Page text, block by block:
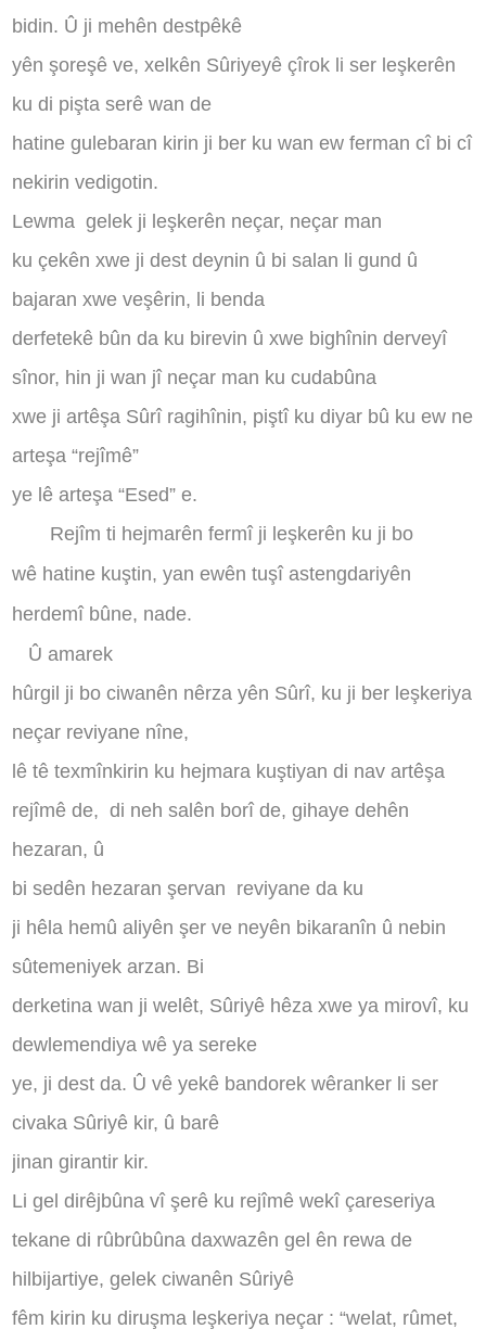
bidin. Û ji mehên destpêkê
yên şoreşê ve, xelkên Sûriyeyê çîrok li ser leşkerên
ku di pişta serê wan de
hatine gulebaran kirin ji ber ku wan ew ferman cî bi cî
nekirin vedigotin.
Lewma gelek ji leşkerên neçar, neçar man
ku çekên xwe ji dest deynin û bi salan li gund û
bajaran xwe veşêrin, li benda
derfetekê bûn da ku birevin û xwe bighînin derveyî
sînor, hin ji wan jî neçar man ku cudabûna
xwe ji artêşa Sûrî ragihînin, piştî ku diyar bû ku ew ne
arteşa “rejîmê”
ye lê arteşa “Esed” e.
Rejîm ti hejmarên fermî ji leşkerên ku ji bo
wê hatine kuştin, yan ewên tuşî astengdariyên
herdemî bûne, nade.
Û amarek
hûrgil ji bo ciwanên nêrza yên Sûrî, ku ji ber leşkeriya
neçar reviyane nîne,
lê tê texmînkirin ku hejmara kuştiyan di nav artêşa
rejîmê de, di neh salên borî de, gihaye dehên
hezaran, û
bi sedên hezaran şervan reviyane da ku
ji hêla hemû aliyên şer ve neyên bikaranîn û nebin
sûtemeniyek arzan. Bi
derketina wan ji welêt, Sûriyê hêza xwe ya mirovî, ku
dewlemendiya wê ya sereke
ye, ji dest da. Û vê yekê bandorek wêranker li ser
civaka Sûriyê kir, û barê
jinan girantir kir.
Li gel dirêjbûna vî şerê ku rejîmê wekî çareseriya
tekane di rûbrûbûna daxwazên gel ên rewa de
hilbijartiye, gelek ciwanên Sûriyê
fêm kirin ku diruşma leşkeriya neçar : “welat, rûmet,